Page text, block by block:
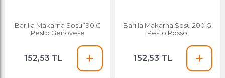
Barilla Makarna Sosu 190 G
Pesto Genovese
152,53 TL
Barilla Makarna Sosu 200 G
Pesto Rosso
152,53 TL